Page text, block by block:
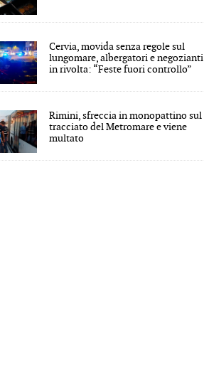
Cervia, movida senza regole sul
lungomare, albergatori e negozianti
in rivolta: “Feste fuori controllo”
Rimini, sfreccia in monopattino sul
tracciato del Metromare e viene
multato